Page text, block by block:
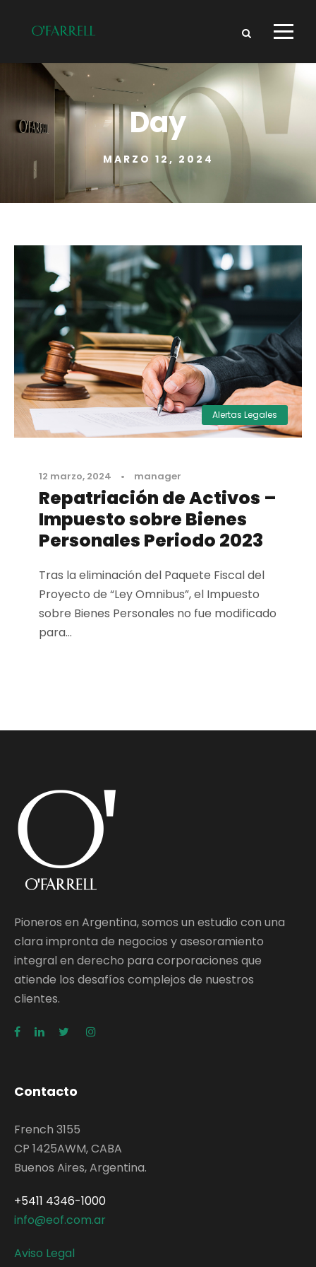
Day
MARZO 12, 2024
Alertas Legales
12 marzo, 2024 • manager
Repatriación de Activos –
Impuesto sobre Bienes
Personales Periodo 2023
Tras la eliminación del Paquete Fiscal del
Proyecto de “Ley Omnibus”, el Impuesto
sobre Bienes Personales no fue modificado
para...
Pioneros en Argentina, somos un estudio con una
clara impronta de negocios y asesoramiento
integral en derecho para corporaciones que
atiende los desafíos complejos de nuestros
clientes.
Contacto
French 3155
CP 1425AWM, CABA
Buenos Aires, Argentina.
+5411 4346-1000
info@eof.com.ar
Aviso Legal